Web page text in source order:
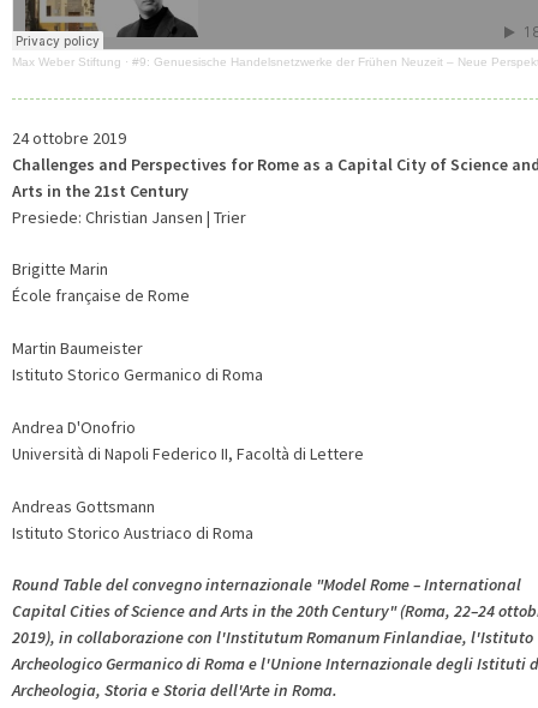
Max Weber Stiftung · #9: Genuesische Handelsnetzwerke der Frühen Neuzeit – Neue
24 ottobre 2019
Challenges and Perspectives for Rome as a Capital City of Science
Arts in the 21st Century
Presiede: Christian Jansen | Trier
Brigitte Marin
École française de Rome
Martin Baumeister
Istituto Storico Germanico di Roma
Andrea D'Onofrio
Università di Napoli Federico II, Facoltà di Lettere
Andreas Gottsmann
Istituto Storico Austriaco di Roma
Round Table del convegno internazionale "Model Rome – International
Capital Cities of Science and Arts in the 20th Century" (Roma, 22–24
2019), in collaborazione con l'Institutum Romanum Finlandiae, l'Istituto
Archeologico Germanico di Roma e l'Unione Internazionale degli Istituti
Archeologia, Storia e Storia dell'Arte in Roma.